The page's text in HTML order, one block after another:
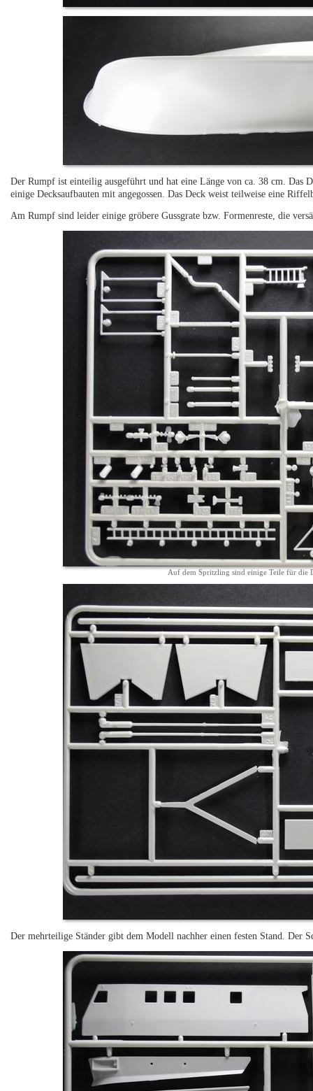
Der Rumpf ist einteilig ausgeführt und hat eine Länge von ca. 38 cm. Das
einige Decksaufbauten mit angegossen. Das Deck weist teilweise eine
Am Rumpf sind leider einige gröbere Gussgrate bzw. Formenreste, die
Auf dem Spritzling sind einige Teile für die
Der mehrteilige Ständer gibt dem Modell nachher einen festen Stand. Der